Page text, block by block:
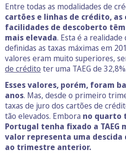
Entre todas as modalidades de
cartões e linhas de crédito,
facilidades de descoberto
mais elevada. Esta é a
definidas as taxas máximas em
valores eram muito superiores,
de crédito ter uma TAEG de 32,8%.
Esses valores, porém, foram
anos. Mas, desde o primeiro
taxas de juro dos cartões de
tão elevados. Embora no quarto
Portugal tenha fixado a TAEG
valor representa uma descida
ao trimestre anterior.